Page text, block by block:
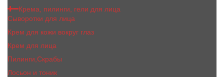
Крема, пилинги, гели для лица
Сыворотки для лица
Крем для кожи вокруг глаз
Крем для лица
Пилинги,Скрабы
Лосьон и тоник